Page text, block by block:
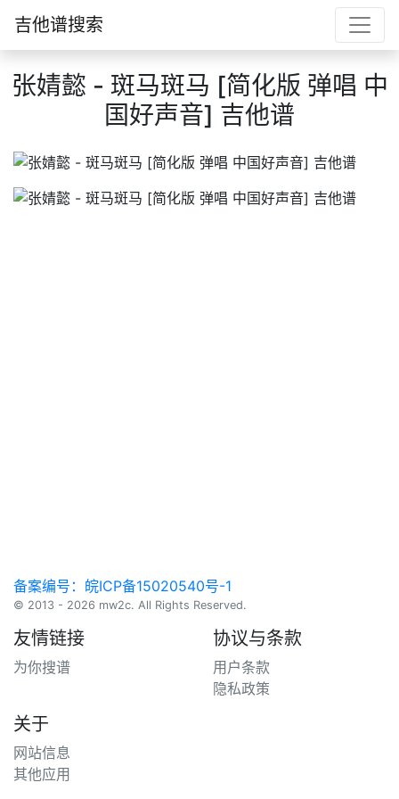
吉他谱搜索
张婧懿 - 斑马斑马 [简化版 弹唱 中
国好声音] 吉他谱
备案编号：皖ICP备15020540号-1
© 2013 - 2026 mw2c. All Rights Reserved.
友情链接
为你搜谱
协议与条款
用户条款
隐私政策
关于
网站信息
其他应用